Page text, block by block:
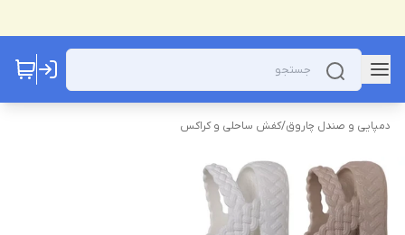
دمپایی و صندل چاروق/کفش ساحلی و کراکس